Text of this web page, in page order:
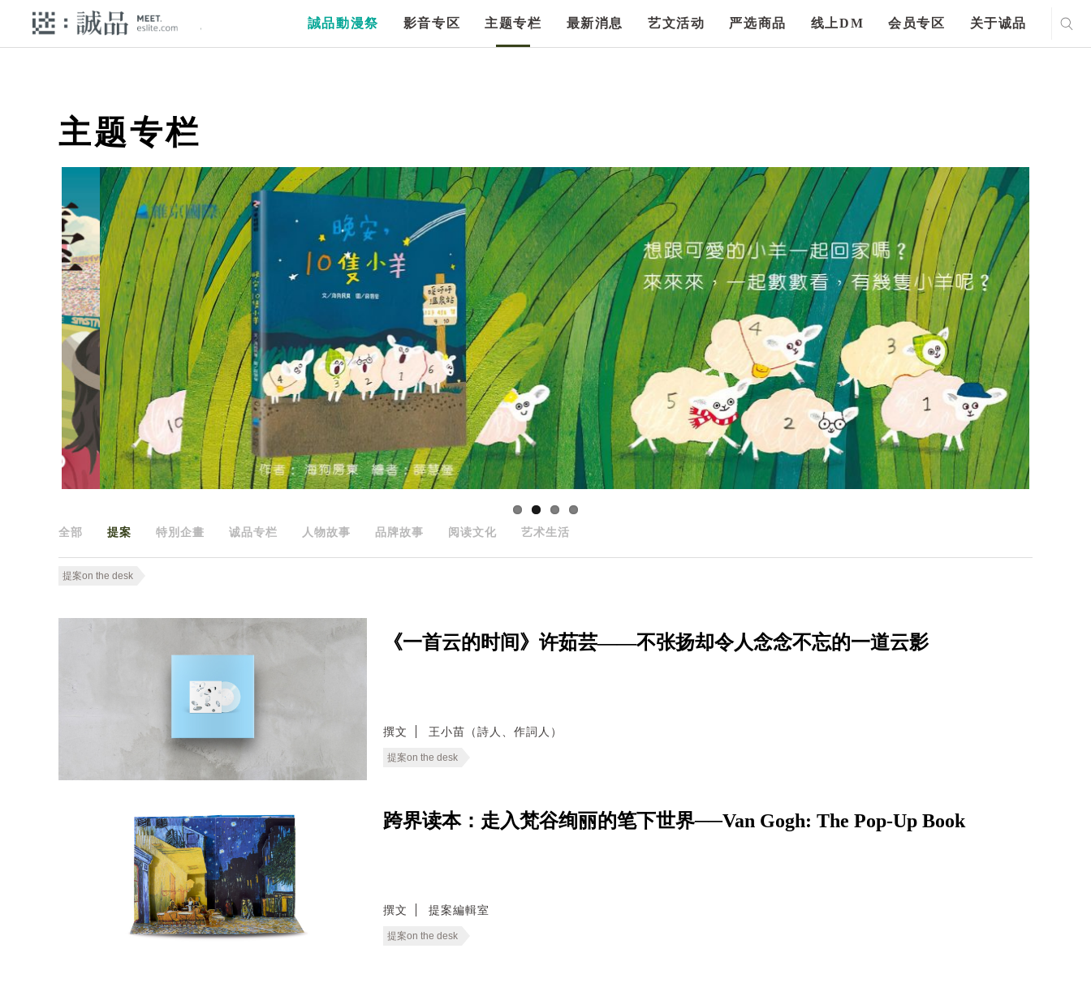
誠品動漫祭 影音专区 主题专栏 最新消息 艺文活动 严选商品 线上DM 会员专区 关于诚品
主题专栏
全部 提案 特別企畫 诚品专栏 人物故事 品牌故事 阅读文化 艺术生活
提案on the desk
《一首云的时间》许茹芸——不张扬却令人念念不忘的一道云影
撰文 王小苗（詩人、作詞人）
提案on the desk
跨界读本：走入梵谷绚丽的笔下世界──Van Gogh: The Pop-Up Book
撰文 提案編輯室
提案on the desk